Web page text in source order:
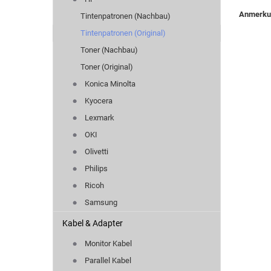
Tintenpatronen (Nachbau)
Tintenpatronen (Original)
Toner (Nachbau)
Toner (Original)
Konica Minolta
Kyocera
Lexmark
OKI
Olivetti
Philips
Ricoh
Samsung
Kabel & Adapter
Monitor Kabel
Parallel Kabel